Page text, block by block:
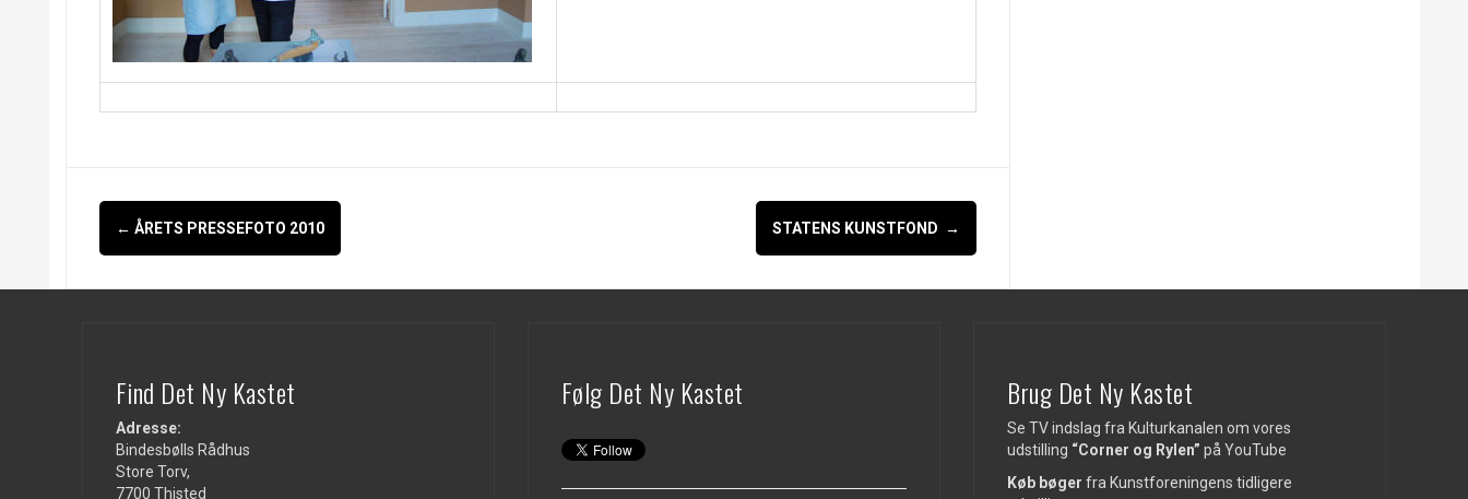
Indlægsnavigation
← ÅRETS PRESSEFOTO 2010 STATENS KUNSTFOND →
Find Det Ny Kastet
Adresse:
Bindesbølls Rådhus
Store Torv,
7700 Thisted
Følg Det Ny Kastet Brug Det Ny Kastet
Se TV indslag fra Kulturkanalen om vores
udstilling “Corner og Rylen”påYouTube
Køb bøger fra Kunstforeningens tidligere